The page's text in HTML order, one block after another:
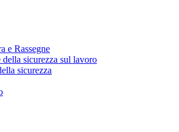
e Rassegne
sicurezza sul lavoro
sicurezza